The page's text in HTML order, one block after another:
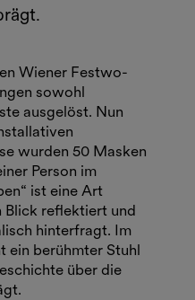
Wiener Festwo­
so­wohl
ausgelöst. Nun
wurden 50 Masken
Person im
ist eine Art
Blick reflektiert und
hinterfragt. Im
ein berühmter Stuhl
über die